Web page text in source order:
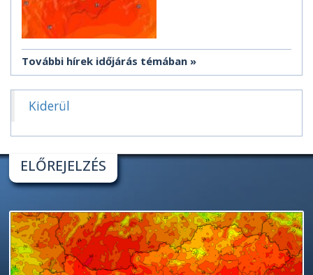
További hírek időjárás témában
Kiderül
ELŐREJELZÉS